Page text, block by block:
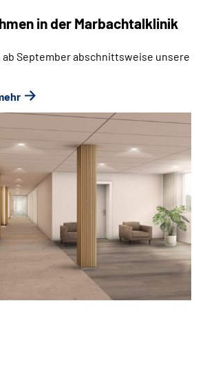
in der Marbachtalklinik
September abschnittsweise unsere